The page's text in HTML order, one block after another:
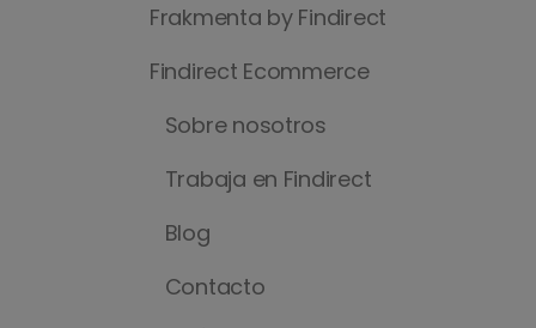
Frakmenta by Findirect
Findirect Ecommerce
Sobre nosotros
Trabaja en Findirect
Blog
Contacto